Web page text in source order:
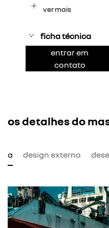
ver mais
ficha técnica
entrar em
contato
os detalhes do
design externo